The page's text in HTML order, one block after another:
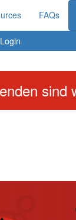
FAQs
Login
sind